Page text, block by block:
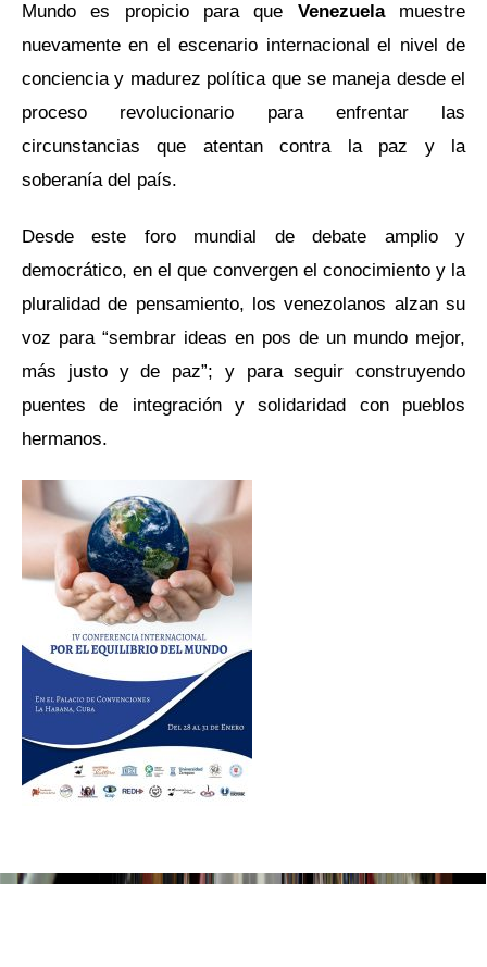
Mundo es propicio para que Venezuela muestre
nuevamente en el escenario internacional el nivel de
conciencia y madurez política que se maneja desde el
proceso revolucionario para enfrentar las
circunstancias que atentan contra la paz y la
soberanía del país.
Desde este foro mundial de debate amplio y
democrático, en el que convergen el conocimiento y la
pluralidad de pensamiento, los venezolanos alzan su
voz para “sembrar ideas en pos de un mundo mejor,
más justo y de paz”; y para seguir construyendo
puentes de integración y solidaridad con pueblos
hermanos.